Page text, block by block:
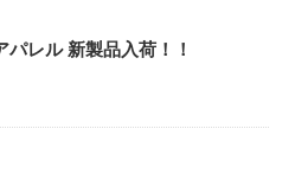
レル 新製品入荷！！